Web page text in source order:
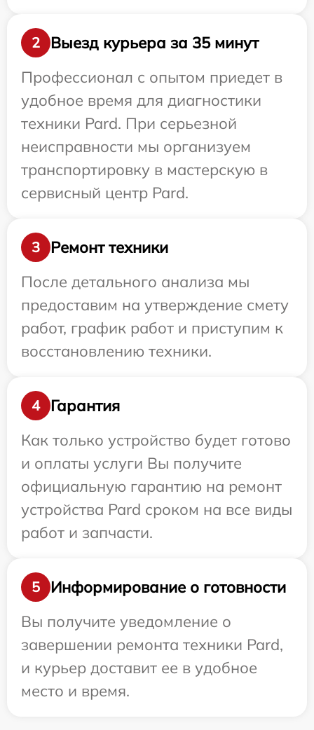
2
Выезд курьера за 35 минут
Профессионал с опытом приедет в
удобное время для диагностики
техники Pard. При серьезной
неисправности мы организуем
транспортировку в мастерскую в
сервисный центр Pard.
3
Ремонт техники
После детального анализа мы
предоставим на утверждение смету
работ, график работ и приступим к
восстановлению техники.
4
Гарантия
Как только устройство будет готово
и оплаты услуги Вы получите
официальную гарантию на ремонт
устройства Pard сроком на все виды
работ и запчасти.
5
Информирование о готовности
Вы получите уведомление о
завершении ремонта техники Pard,
и курьер доставит ее в удобное
место и время.